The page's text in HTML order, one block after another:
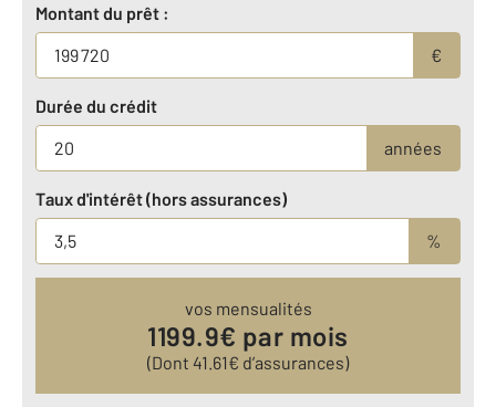
Montant du prêt :
€
Durée du crédit
années
Taux d'intérêt (hors assurances)
%
vos mensualités
1199.9€ par mois
(Dont 41.61€ d’assurances)